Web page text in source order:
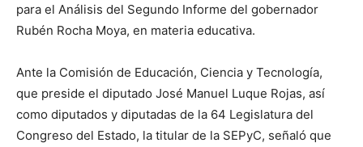
para el Análisis del Segundo Informe del gobernador
Rubén Rocha Moya, en materia educativa.
Ante la Comisión de Educación, Ciencia y Tecnología,
que preside el diputado José Manuel Luque Rojas, así
como diputados y diputadas de la 64 Legislatura del
Congreso del Estado, la titular de la SEPyC, señaló que